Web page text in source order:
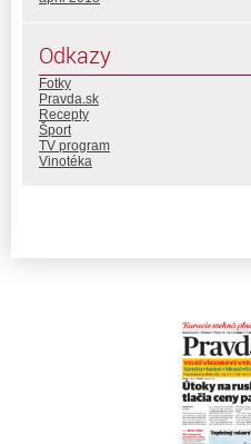
Odkazy
Fotky
Pravda.sk
Recepty
Šport
TV program
Vinotéka